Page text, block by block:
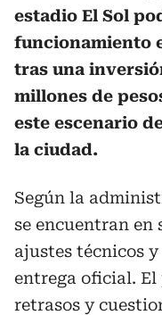
estadio El Sol
funcionamiento
tras una
millones de
este escenario
la ciudad.
Según la
se encuentran en
ajustes técnicos
entrega oficial.
retrasos y